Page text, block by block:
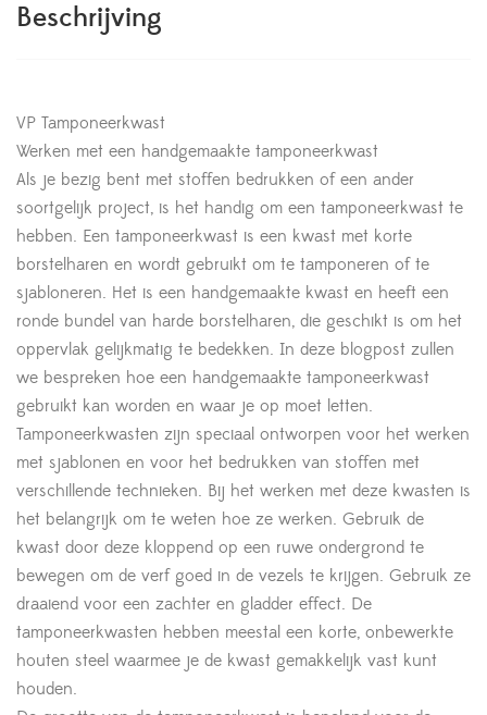
Beschrijving
VP Tamponeerkwast
Werken met een handgemaakte tamponeerkwast
Als je bezig bent met stoffen bedrukken of een ander
soortgelijk project, is het handig om een tamponeerkwast te
hebben. Een tamponeerkwast is een kwast met korte
borstelharen en wordt gebruikt om te tamponeren of te
sjabloneren. Het is een handgemaakte kwast en heeft een
ronde bundel van harde borstelharen, die geschikt is om het
oppervlak gelijkmatig te bedekken. In deze blogpost zullen
we bespreken hoe een handgemaakte tamponeerkwast
gebruikt kan worden en waar je op moet letten.
Tamponeerkwasten zijn speciaal ontworpen voor het werken
met sjablonen en voor het bedrukken van stoffen met
verschillende technieken. Bij het werken met deze kwasten is
het belangrijk om te weten hoe ze werken. Gebruik de
kwast door deze kloppend op een ruwe ondergrond te
bewegen om de verf goed in de vezels te krijgen. Gebruik ze
draaiend voor een zachter en gladder effect. De
tamponeerkwasten hebben meestal een korte, onbewerkte
houten steel waarmee je de kwast gemakkelijk vast kunt
houden.